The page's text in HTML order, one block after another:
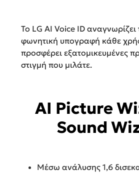
Το LG AI Voice ID αναγνωρίζει
φωνητική υπογραφή κάθε
προσφέρει εξατομικευμένες
στιγμή που μιλάτε.
AI Picture
Sound
Μέσω ανάλυσης 1,6